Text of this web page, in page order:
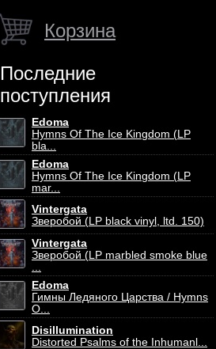
Корзина
Последние
поступления
Edoma
Hymns Of The Ice Kingdom (LP
bla...
Edoma
Hymns Of The Ice Kingdom (LP
mar...
Vintergata
Зверобой (LP black vinyl, ltd. 150)
Vintergata
Зверобой (LP marbled smoke blue
...
Edoma
Гимны Ледяного Царства / Hymns
O...
Disillumination
Distorted Psalms of the Inhumanl...